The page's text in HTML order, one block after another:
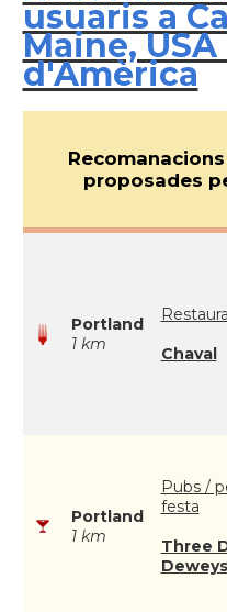
usuaris a
Maine,
d'Amèrica
proposades
Portland
1 km
Chaval
Portland
1 km
Pubs /
festa
Three
Deweys